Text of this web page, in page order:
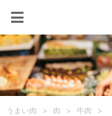
うまい肉 > 肉 > 牛肉 >